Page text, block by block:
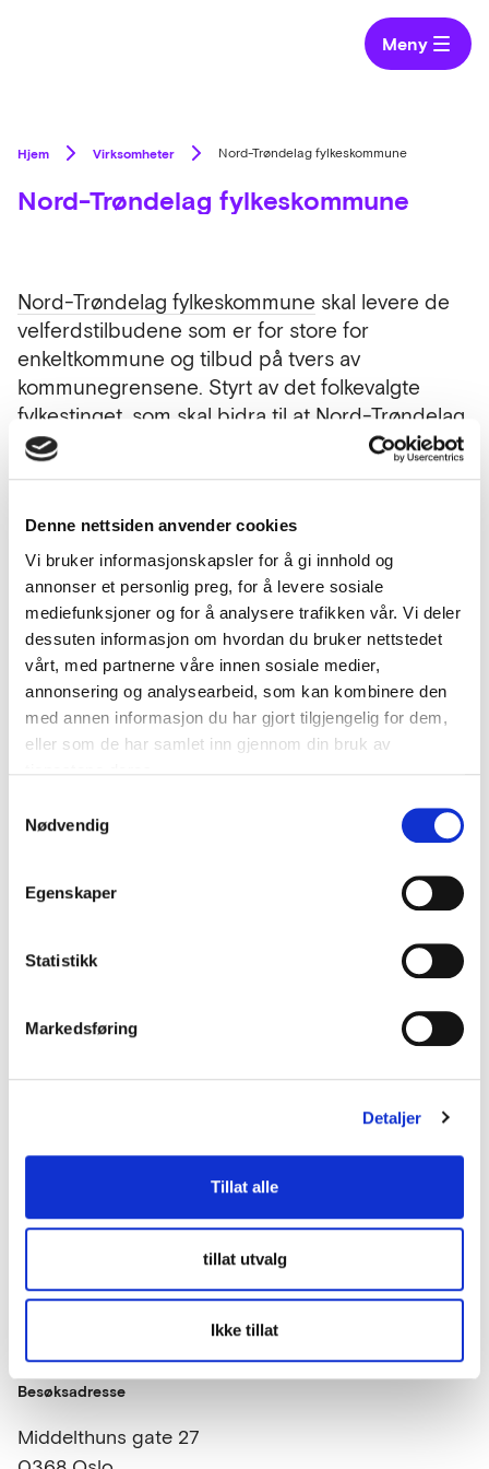
Denne nettsiden anvender cookies
Vi bruker informasjonskapsler for å gi innhold og
annonser et personlig preg, for å levere sosiale
mediefunksjoner og for å analysere trafikken vår. Vi deler
dessuten informasjon om hvordan du bruker nettstedet
vårt, med partnerne våre innen sosiale medier,
annonsering og analysearbeid, som kan kombinere den
med annen informasjon du har gjort tilgjengelig for dem,
eller som de har samlet inn gjennom din bruk av
Nødvendig
Egenskaper
Statistikk
Markedsføring
Detaljer
Tillat alle
tillat utvalg
Ikke tillat
Meny
Hjem Virksomheter Nord-Trøndelag fylkeskommune
Nord-Trøndelag fylkeskommune
Nord-Trøndelag fylkeskommune skal levere de
velferdstilbudene som er for store for
enkeltkommune og tilbud på tvers av
kommunegrensene. Styrt av det folkevalgte
fylkestinget , som skal bidra til at Nord-Trøndelag
framstår som et attraktivt fylke for næring og
Kontaktinformasjon
Hjemmeside
www.ntfk.no
Relaterte anskaffelser (1)
Innovasjonsarena Drift og vedlikehold av vei
samhandling/erfaringsdeling og målsetting om mer
innovasjon innen Drift og vedlikehold av vei (DOV)
hos våre partnere som er vei-eiere/forvaltere av
europa-, riks- og fylkesvegnettet i Norge, så har LUP
Kontakt oss
Besøksadresse
Middelthuns gate 27